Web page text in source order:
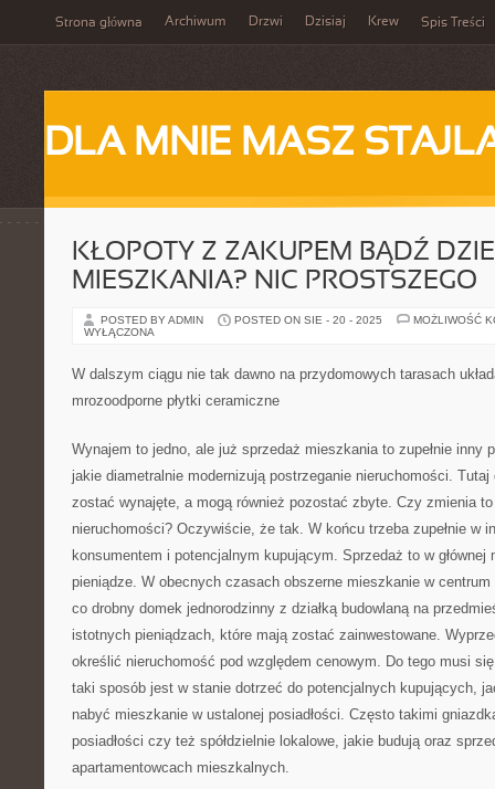
Strona główna Archiwum Drzwi Dzisiaj Krew Spis Treści
DLA MNIE MASZ
KŁOPOTY Z ZAKUPEM BĄDŹ
MIESZKANIA? NIC PROSTSZEGO
POSTED BY ADMIN POSTED ON SIE - 20 - 2025
MOŻLIWOŚĆ
WYŁĄCZONA
W dalszym ciągu nie tak dawno na przydomowych tarasach
mrozoodporne płytki ceramiczne
Wynajem to jedno, ale już sprzedaż mieszkania to zupełnie inny
jakie diametralnie modernizują postrzeganie nieruchomości. Tutaj
zostać wynajęte, a mogą również pozostać zbyte. Czy zmienia
nieruchomości? Oczywiście, że tak. W końcu trzeba zupełnie w
konsumentem i potencjalnym kupującym. Sprzedaż to w
pieniądze. W obecnych czasach obszerne mieszkanie w
co drobny domek jednorodzinny z działką budowlaną na
istotnych pieniądzach, które mają zostać zainwestowane.
określić nieruchomość pod względem cenowym. Do tego musi
taki sposób jest w stanie dotrzeć do potencjalnych kupujących,
nabyć mieszkanie w ustalonej posiadłości. Często takimi
posiadłości czy też spółdzielnie lokalowe, jakie budują oraz
apartamentowcach mieszkalnych.